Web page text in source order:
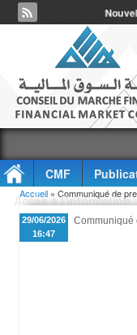
CMF
Accès à l'information
Vous êtes ici
Accueil » Communiqué de
29/06/2026
16:47
Communiqué